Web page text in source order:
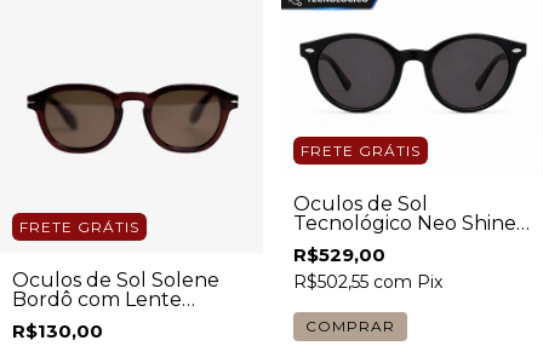
FRETE GRÁTIS
Óculos de Sol Solene
Bordô com Lente
Marrom Unissex
R$130,00
FRETE GRÁTIS
Óculos de Sol
Tecnológico Neo Shine
Redondo Preto Unissex
R$529,00
R$502,55 com Pix